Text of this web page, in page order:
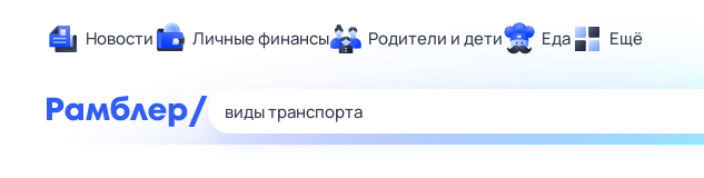
Новости Личные финансы Родители и дети Еда Ещё
Развлечения и отдых